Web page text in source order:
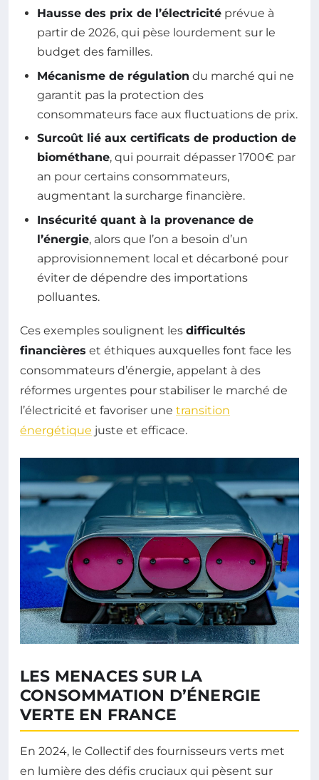
Hausse des prix de l’électricité prévue à
partir de 2026, qui pèse lourdement sur le
budget des familles.
Mécanisme de régulation du marché qui ne
garantit pas la protection des
consommateurs face aux fluctuations de prix.
Surcoût lié aux certificats de production de
biométhane, qui pourrait dépasser 1700€ par
an pour certains consommateurs,
augmentant la surcharge financière.
Insécurité quant à la provenance de
l’énergie, alors que l’on a besoin d’un
approvisionnement local et décarboné pour
éviter de dépendre des importations
polluantes.
Ces exemples soulignent les difficultés
financières et éthiques auxquelles font face les
consommateurs d’énergie, appelant à des
réformes urgentes pour stabiliser le marché de
l’électricité et favoriser une transition
énergétique juste et efficace.
LES MENACES SUR LA
CONSOMMATION D’ÉNERGIE
VERTE EN FRANCE
En 2024, le Collectif des fournisseurs verts met
en lumière des défis cruciaux qui pèsent sur